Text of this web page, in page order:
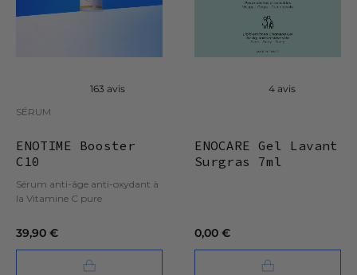
163 avis
SÉRUM
ENOTIME Booster
C10
Sérum anti-âge anti-oxydant à
la Vitamine C pure
39,90 €
4 avis
ENOCARE Gel Lavant
Surgras 7ml
0,00 €